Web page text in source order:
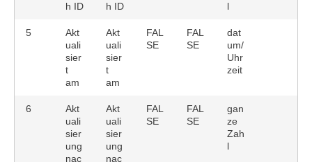
h ID
h ID
l
5
Akt
uali
sier
t
am
Akt
uali
sier
t
am
FAL
SE
FAL
SE
dat
um/
Uhr
zeit
6
Akt
uali
sier
ung
nac
Akt
uali
sier
ung
nac
FAL
SE
FAL
SE
gan
ze
Zah
l